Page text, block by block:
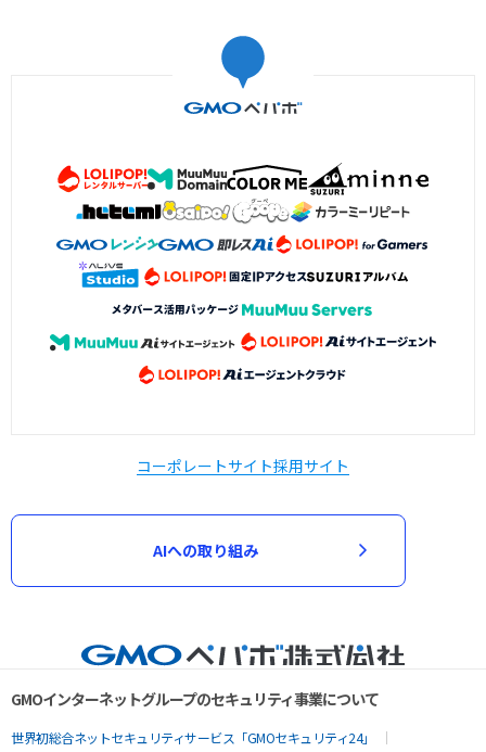
コーポレートサイト採用サイト
AIへの取り組み
GMOインターネットグループのセキュリティ事業について
世界初総合ネットセキュリティサービス「GMOセキュリティ24」